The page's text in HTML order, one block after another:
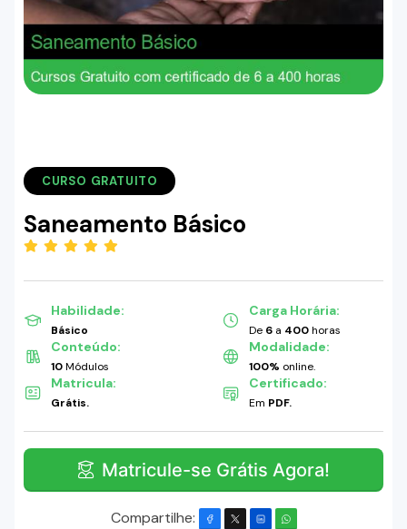
CURSO GRATUITO
Saneamento Básico
Habilidade:
Básico
Carga Horária:
De 6 a 400horas
Conteúdo:
10Módulos
Modalidade:
100% online.
Matricula:
Grátis.
Certificado:
Em PDF.
Matricule-se Grátis Agora!
Compartilhe: